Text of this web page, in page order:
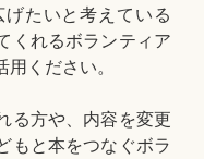
たいと考えている
くれるボランティア
ください。
る方や、内容を変更
もと本をつなぐボラ